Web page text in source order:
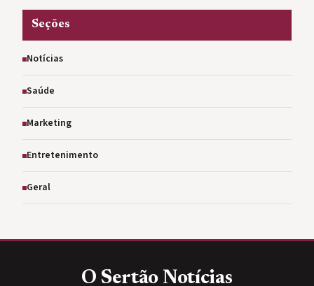
Seções
Notícias
Saúde
Marketing
Entretenimento
Geral
O Sertão Notícias